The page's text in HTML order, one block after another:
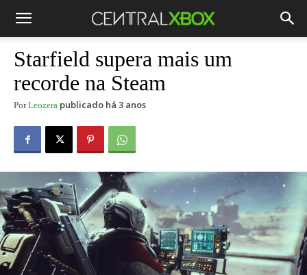
Starfield supera mais um
recorde na Steam
Por Leozera publicado há 3 anos